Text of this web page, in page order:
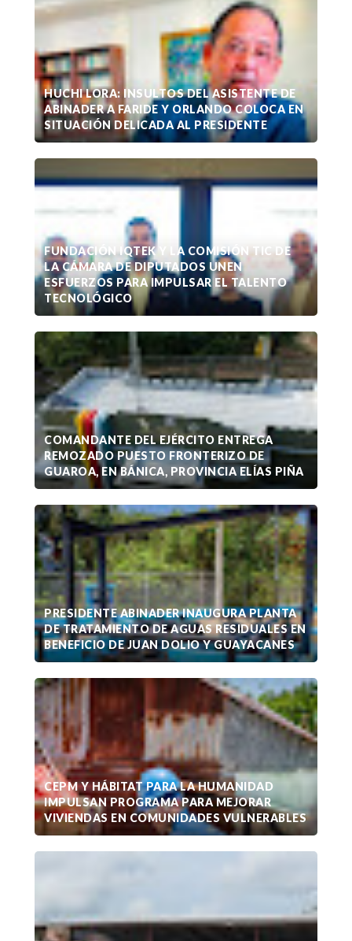
HUCHI LORA: INSULTOS DEL ASISTENTE DE
ABINADER A FARIDE Y ORLANDO COLOCA EN
SITUACIÓN DELICADA AL PRESIDENTE
FUNDACIÓN IQTEK Y LA COMISIÓN TIC DE
LA CÁMARA DE DIPUTADOS UNEN
ESFUERZOS PARA IMPULSAR EL TALENTO
TECNOLÓGICO
COMANDANTE DEL EJÉRCITO ENTREGA
REMOZADO PUESTO FRONTERIZO DE
GUAROA, EN BÁNICA, PROVINCIA ELÍAS PIÑA
PRESIDENTE ABINADER INAUGURA PLANTA
DE TRATAMIENTO DE AGUAS RESIDUALES EN
BENEFICIO DE JUAN DOLIO Y GUAYACANES
CEPM Y HÁBITAT PARA LA HUMANIDAD
IMPULSAN PROGRAMA PARA MEJORAR
VIVIENDAS EN COMUNIDADES VULNERABLES